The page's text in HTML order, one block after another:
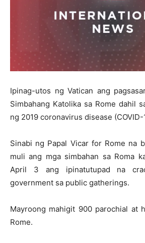
Ipinag-utos ng Vatican ang
Simbahang Katolika sa Rome dahil
ng 2019 coronavirus disease (COVID-
Sinabi ng Papal Vicar for Rome na
muli ang mga simbahan sa Roma
April 3 ang ipinatutupad na
government sa public gatherings.
Mayroong mahigit 900 parochial at
Rome.